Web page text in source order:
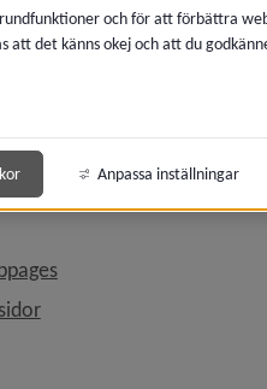
webbplats, öppnas i nytt
web
olika webbläsare
Länk till annan
Länk till annan
och för att förbättra
det känns okej och att du
Anpassa inställningar